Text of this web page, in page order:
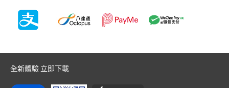
全新體驗 立即下載